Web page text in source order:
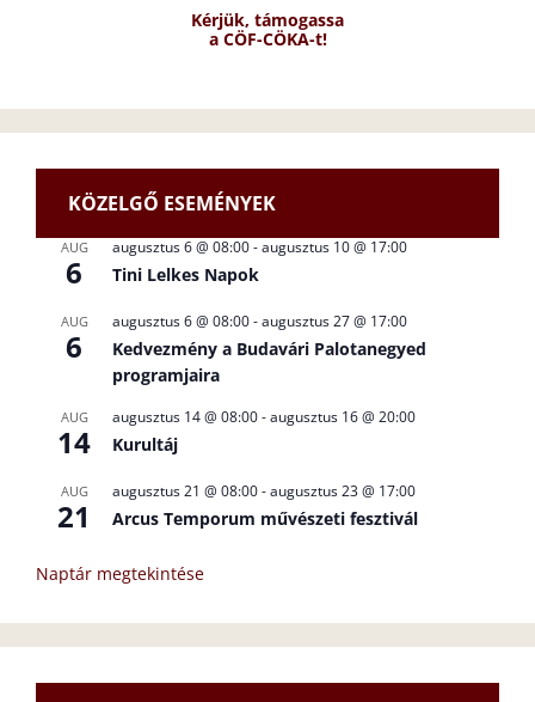
Kérjük, támogassa
a CÖF-CÖKA-t!
KÖZELGŐ ESEMÉNYEK
AUG
6
augusztus 6 @ 08:00-augusztus 10 @ 17:00
Tini Lelkes Napok
AUG
6
augusztus 6 @ 08:00-augusztus 27 @ 17:00
Kedvezmény a Budavári Palotanegyed
programjaira
AUG
14
augusztus 14 @ 08:00-augusztus 16 @ 20:00
Kurultáj
AUG
21
augusztus 21 @ 08:00-augusztus 23 @ 17:00
Arcus Temporum művészeti fesztivál
Naptár megtekintése